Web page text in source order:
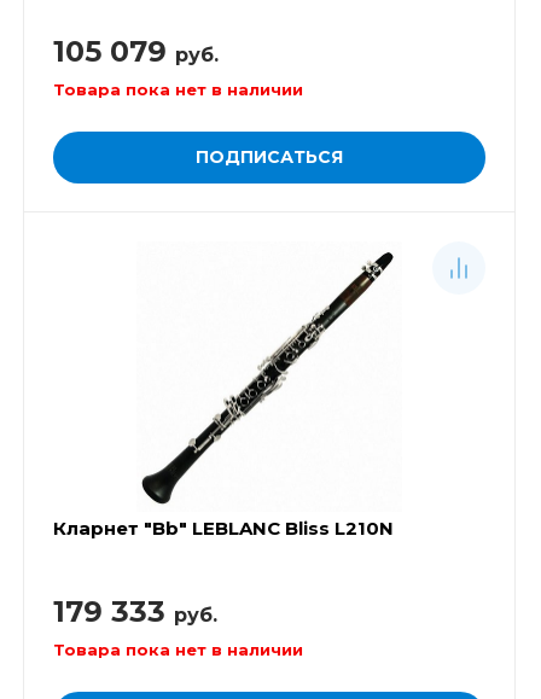
105 079 руб.
Товара пока нет в наличии
ПОДПИСАТЬСЯ
Кларнет "Bb" LEBLANC Bliss L210N
179 333 руб.
Товара пока нет в наличии